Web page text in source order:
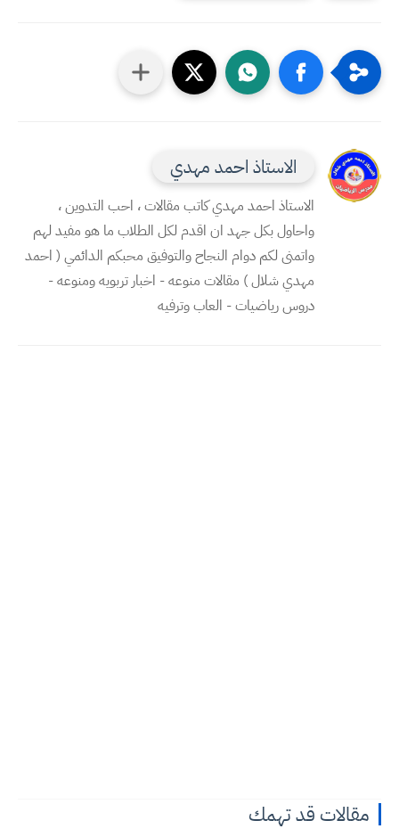
الاستاذ احمد مهدي
الاستاذ احمد مهدي كاتب مقالات ، احب التدوين ،
واحاول بكل جهد ان اقدم لكل الطلاب ما هو مفيد لهم
واتمنى لكم دوام النجاح والتوفيق محبكم الدائمي ( احمد
مهدي شلال ) مقالات منوعه - اخبار تربويه ومنوعه -
دروس رياضيات - العاب وترفيه
مقالات قد تهمك